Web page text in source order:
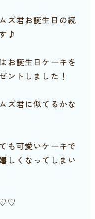
ズ君お誕生日の続
♪
お誕生日ケーキを
ントしました！
ズ君に似てるかな
も可愛いケーキで
しくなってしまい
♡♡